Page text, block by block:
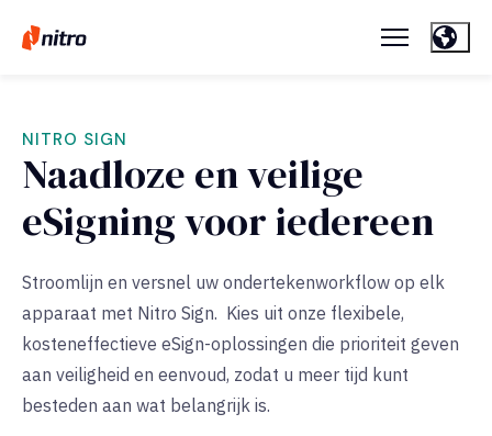
NITRO SIGN
Naadloze en veilige
eSigning voor iedereen
Stroomlijn en versnel uw ondertekenworkflow op elk
apparaat met Nitro Sign. Kies uit onze flexibele,
kosteneffectieve eSign-oplossingen die prioriteit geven
aan veiligheid en eenvoud, zodat u meer tijd kunt
besteden aan wat belangrijk is.